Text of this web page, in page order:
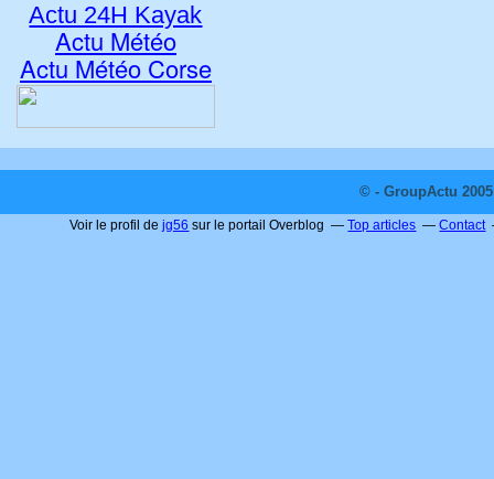
Actu 24H Kayak
Actu Météo
Actu Météo Corse
© - GroupActu
Voir le profil dejg56 sur le portail Overblog Top articles Contact